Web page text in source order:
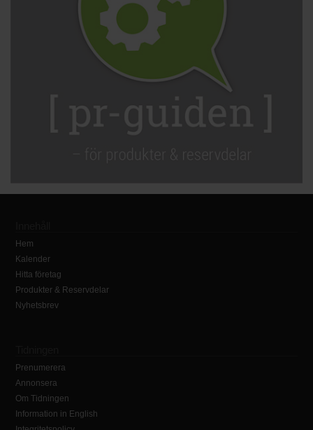
Hem
Kalender
Hitta företag
Produkter & Reservdelar
Nyhetsbrev
Prenumerera
Annonsera
Om Tidningen
Information in English